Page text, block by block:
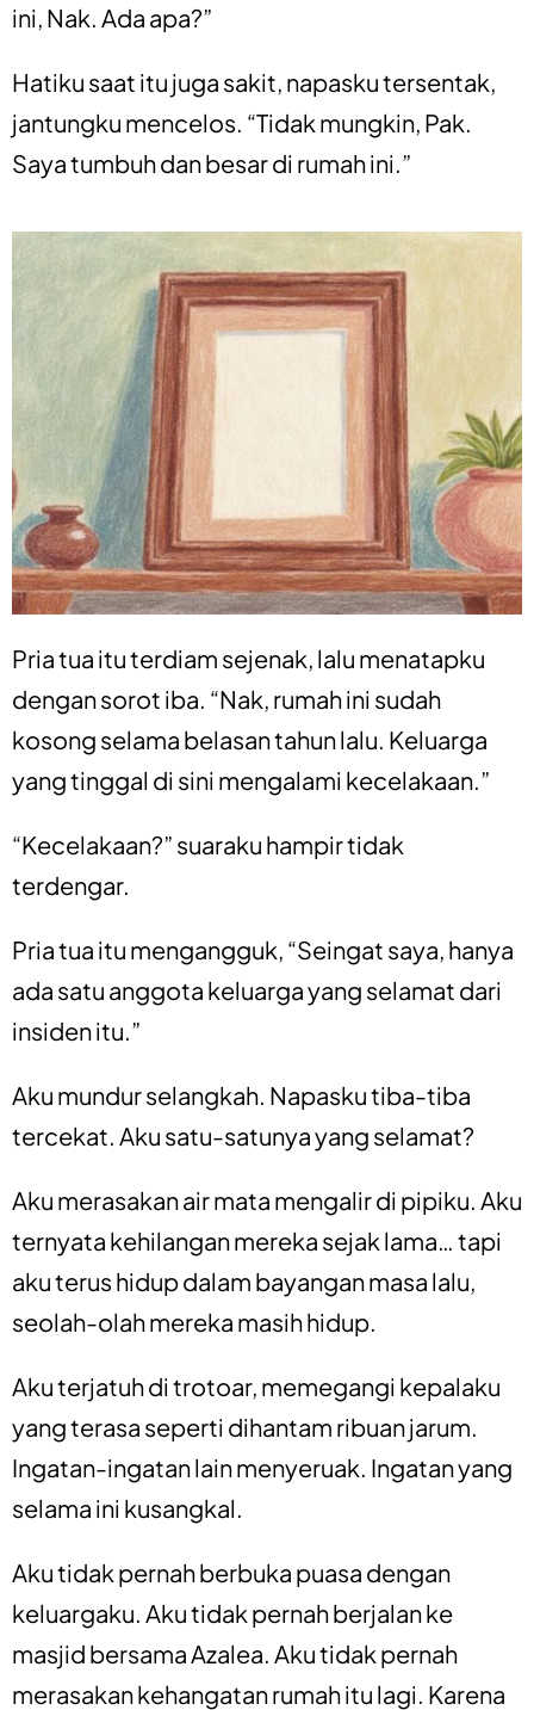
ini, Nak. Ada apa?”
Hatiku saat itu juga sakit, napasku tersentak,
jantungku mencelos. “Tidak mungkin, Pak.
Saya tumbuh dan besar di rumah ini.”
Pria tua itu terdiam sejenak, lalu menatapku
dengan sorot iba. “Nak, rumah ini sudah
kosong selama belasan tahun lalu. Keluarga
yang tinggal di sini mengalami kecelakaan.”
“Kecelakaan?” suaraku hampir tidak
terdengar.
Pria tua itu mengangguk, “Seingat saya, hanya
ada satu anggota keluarga yang selamat dari
insiden itu.”
Aku mundur selangkah. Napasku tiba-tiba
tercekat. Aku satu-satunya yang selamat?
Aku merasakan air mata mengalir di pipiku. Aku
ternyata kehilangan mereka sejak lama… tapi
aku terus hidup dalam bayangan masa lalu,
seolah-olah mereka masih hidup.
Aku terjatuh di trotoar, memegangi kepalaku
yang terasa seperti dihantam ribuan jarum.
Ingatan-ingatan lain menyeruak. Ingatan yang
selama ini kusangkal.
Aku tidak pernah berbuka puasa dengan
keluargaku. Aku tidak pernah berjalan ke
masjid bersama Azalea. Aku tidak pernah
merasakan kehangatan rumah itu lagi. Karena